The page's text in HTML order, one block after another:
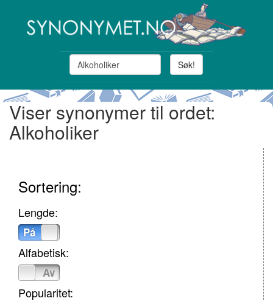
Søk!
Viser synonymer til ordet:
Alkoholiker
Sortering:
Lengde:
På
Alfabetisk:
Av
Popularitet: